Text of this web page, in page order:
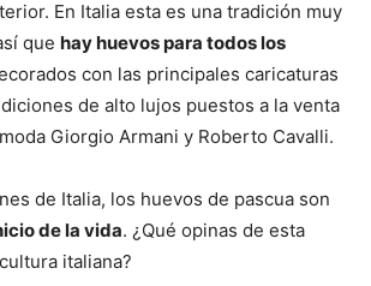
En Italia esta es una tradición muy
que hay huevos para todos los
con las principales caricaturas
de alto lujos puestos a la venta
Giorgio Armani y Roberto Cavalli.
de Italia, los huevos de pascua son
de la vida. ¿Qué opinas de esta
italiana?